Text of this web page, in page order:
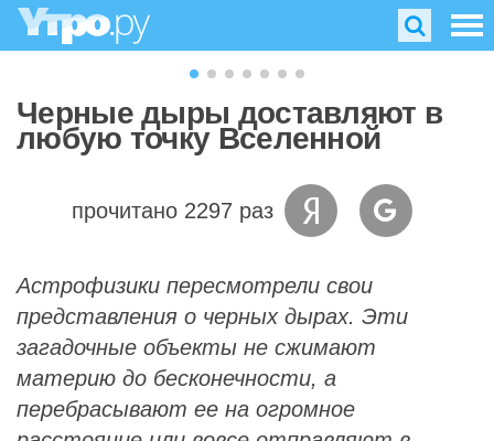
Черные дыры доставляют в
любую точку Вселенной
прочитано 2297 раз
Астрофизики пересмотрели свои
представления о черных дырах. Эти
загадочные объекты не сжимают
материю до бесконечности, а
перебрасывают ее на огромное